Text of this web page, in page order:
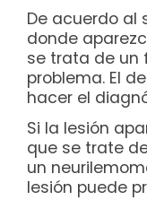
De acuerdo al
donde
se trata de un
problema. El
hacer el
Si la lesión
que se trate
un
lesión puede